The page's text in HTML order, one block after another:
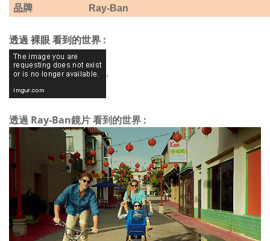
品牌
Ray-Ban
透過 裸眼 看到的世界 :
.
透過 Ray-Ban鏡片 看到的世界 :